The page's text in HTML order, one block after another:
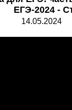
ЕГЭ-2024 -
14.05.2024